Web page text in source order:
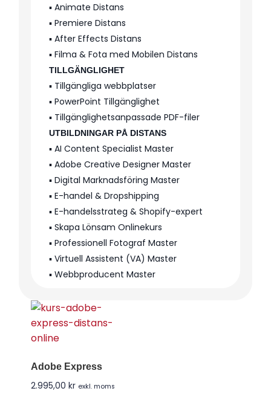
▪️ Animate Distans
▪️ Premiere Distans
▪️ After Effects Distans
▪️ Filma & Fota med Mobilen Distans
TILLGÄNGLIGHET
▪️ Tillgängliga webbplatser
▪️ PowerPoint Tillgänglighet
▪️ Tillgänglighetsanpassade PDF-filer
UTBILDNINGAR PÅ DISTANS
▪️ AI Content Specialist Master
▪️ Adobe Creative Designer Master
▪️ Digital Marknadsföring Master
▪️ E-handel & Dropshipping
▪️ E-handelsstrateg & Shopify-expert
▪️ Skapa Lönsam Onlinekurs
▪️ Professionell Fotograf Master
▪️ Virtuell Assistent (VA) Master
▪️ Webbproducent Master
Adobe Express
2.995,00kr exkl. moms